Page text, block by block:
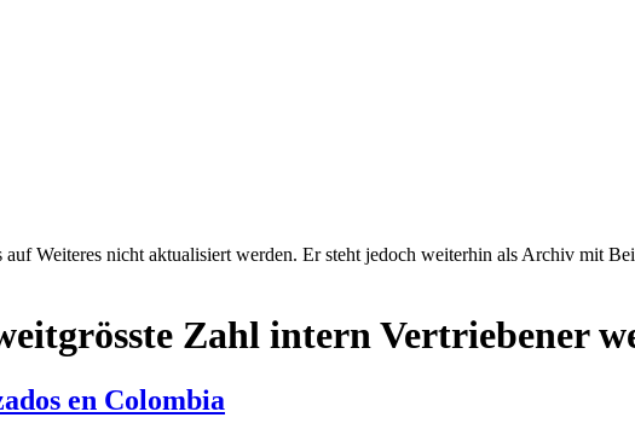
auf Weiteres nicht aktualisiert werden. Er steht jedoch weiterhin als Archiv mit
Zahl intern Vertriebener
en Colombia